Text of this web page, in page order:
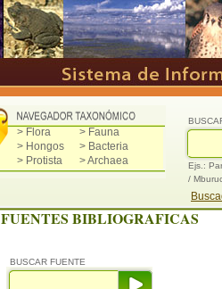
> Flora
> Fauna
> Hongos
> Bacteria
> Protista
> Archaea
Ejs.:
/
FUENTES BIBLIOGRAFICAS
BUSCAR FUENTE